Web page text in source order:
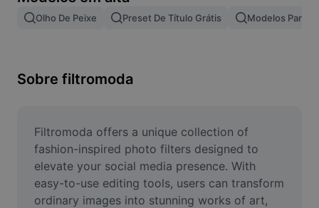
Remover plano de fundo de imagem
Melhorar Imagem
Editar Imagem Online
Criador de Memes
AI Text Remover
Olho De Peixe Preset De Título Grátis Modelos Para
Sobre filtromoda
Filtromoda offers a unique collection of
fashion-inspired photo filters designed to
elevate your social media presence. With
easy-to-use editing tools, users can transform
ordinary images into stunning works of art,